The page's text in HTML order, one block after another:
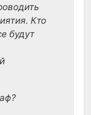
Кто
будут